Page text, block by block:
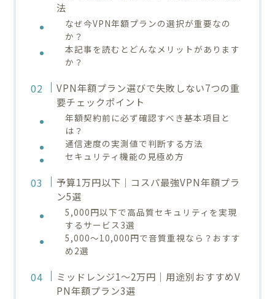
法
なぜ今VPN年額プランの選択が重要なの
か？
本記事を読むとどんなメリットがあります
か？
VPN年額プラン選びで失敗しない7つの重
要チェックポイント
年額契約前に必ず確認すべき基本項目と
は？
通信速度の実測値で判断する方法
セキュリティ機能の見極め方
予算1万円以下｜コスパ最強VPN年額プラ
ン5選
5,000円以下で高品質セキュリティを実現
するサービス3選
5,000〜10,000円で音質重視なら？おすす
め2選
ミッドレンジ1〜2万円｜用途別おすすめV
PN年額プラン3選